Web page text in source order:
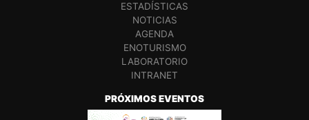
ESTADÍSTICAS
NOTICIAS
AGENDA
ENOTURISMO
LABORATORIO
INTRANET
PRÓXIMOS EVENTOS